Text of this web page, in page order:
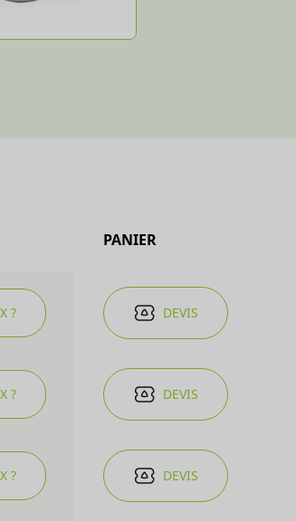
PANIER
? DEVIS
? DEVIS
? DEVIS